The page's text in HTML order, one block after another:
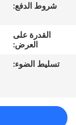
مراقبة
الجودة
اتصل
أخبار
شروط الدفع:
القدرة على
العرض:
تسليط الضوء: